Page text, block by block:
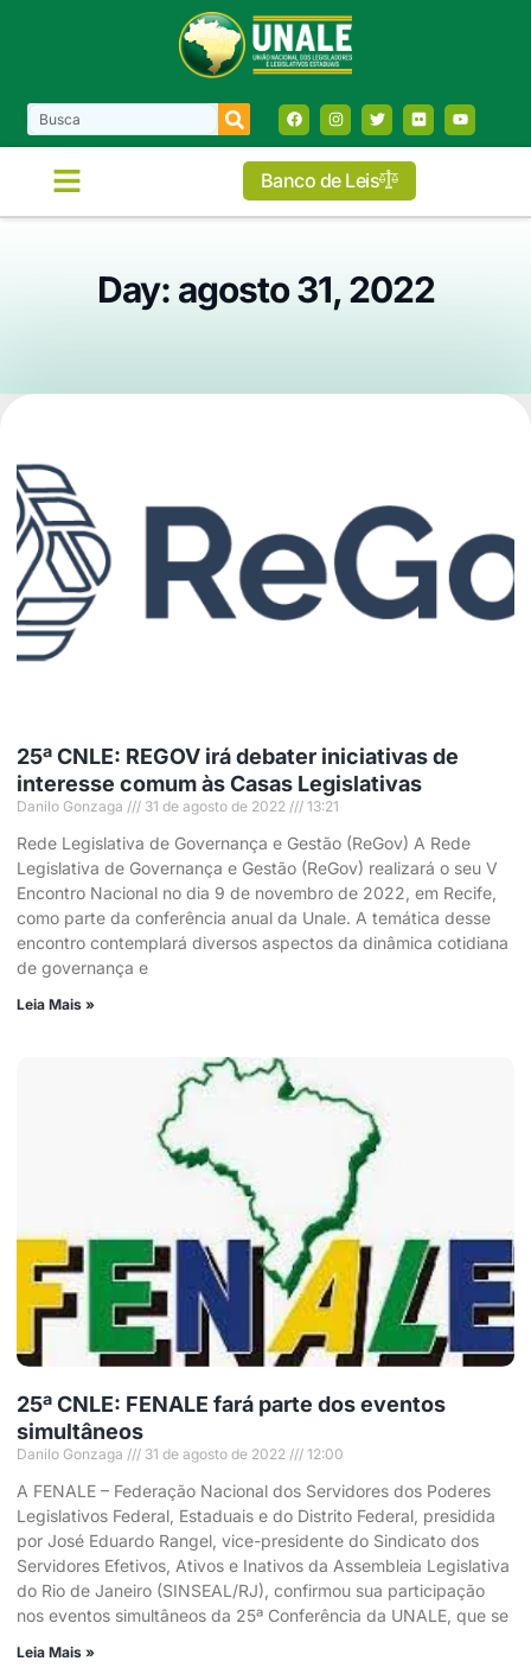
Banco de Leis
Day: agosto 31, 2022
25ª CNLE: REGOV irá debater iniciativas de
interesse comum às Casas Legislativas
Danilo Gonzaga 31 de agosto de 2022 13:21
Rede Legislativa de Governança e Gestão (ReGov) A Rede
Legislativa de Governança e Gestão (ReGov) realizará o seu V
Encontro Nacional no dia 9 de novembro de 2022, em Recife,
como parte da conferência anual da Unale. A temática desse
encontro contemplará diversos aspectos da dinâmica cotidiana
de governança e
Leia Mais »
25ª CNLE: FENALE fará parte dos eventos
simultâneos
Danilo Gonzaga 31 de agosto de 2022 12:00
A FENALE – Federação Nacional dos Servidores dos Poderes
Legislativos Federal, Estaduais e do Distrito Federal, presidida
por José Eduardo Rangel, vice-presidente do Sindicato dos
Servidores Efetivos, Ativos e Inativos da Assembleia Legislativa
do Rio de Janeiro (SINSEAL/RJ), confirmou sua participação
nos eventos simultâneos da 25ª Conferência da UNALE, que se
Leia Mais »